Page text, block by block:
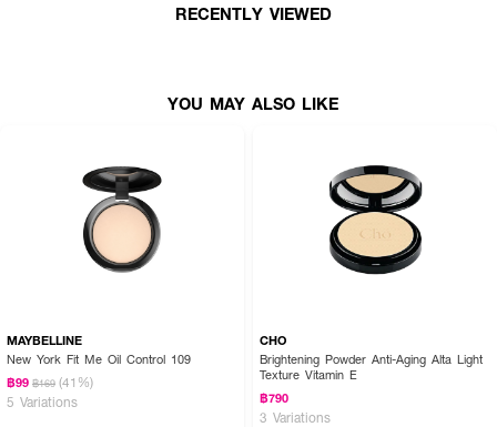
RECENTLY VIEWED
YOU MAY ALSO LIKE
MAYBELLINE
New York Fit Me Oil Control 109
฿99 ฿169 (41%)
5 Variations
CHO
Brightening Powder Anti-Aging Alta Light
Texture Vitamin E
฿790
3 Variations